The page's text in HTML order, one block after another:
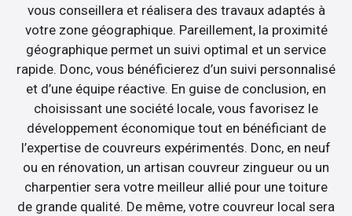
vous conseillera et réalisera des travaux adaptés à
votre zone géographique. Pareillement, la proximité
géographique permet un suivi optimal et un service
rapide. Donc, vous bénéficierez d’un suivi personnalisé
et d’une équipe réactive. En guise de conclusion, en
choisissant une société locale, vous favorisez le
développement économique tout en bénéficiant de
l’expertise de couvreurs expérimentés. Donc, en neuf
ou en rénovation, un artisan couvreur zingueur ou un
charpentier sera votre meilleur allié pour une toiture
de grande qualité. De même, votre couvreur local sera